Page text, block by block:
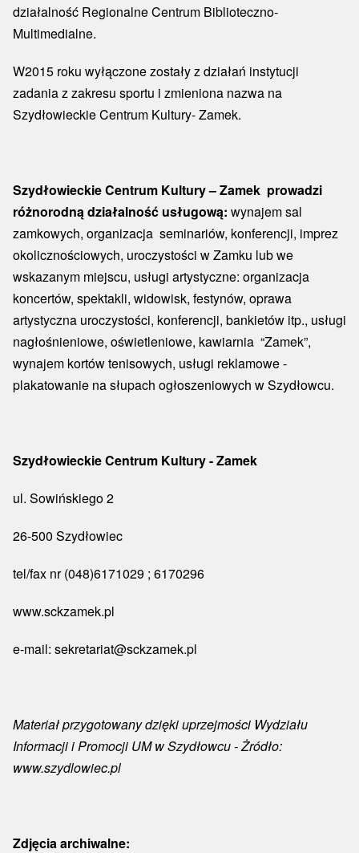
działalność Regionalne Centrum Biblioteczno-
Multimedialne.
W2015 roku wyłączone zostały z działań instytucji
zadania z zakresu sportu i zmieniona nazwa na
Szydłowieckie Centrum Kultury- Zamek.
Szydłowieckie Centrum Kultury – Zamek prowadzi
różnorodną działalność usługową: wynajem sal
zamkowych, organizacja seminariów, konferencji, imprez
okolicznościowych, uroczystości w Zamku lub we
wskazanym miejscu, usługi artystyczne: organizacja
koncertów, spektakli, widowisk, festynów, oprawa
artystyczna uroczystości, konferencji, bankietów itp., usługi
nagłośnieniowe, oświetleniowe, kawiarnia “Zamek”,
wynajem kortów tenisowych, usługi reklamowe -
plakatowanie na słupach ogłoszeniowych w Szydłowcu.
Szydłowieckie Centrum Kultury - Zamek
ul. Sowińskiego 2
26-500 Szydłowiec
tel/fax nr (048)6171029 ; 6170296
www.sckzamek.pl
e-mail: sekretariat@sckzamek.pl
Materiał przygotowany dzięki uprzejmości Wydziału
Informacji i Promocji UM w Szydłowcu- Żródło:
www.szydlowiec.pl
Zdjęcia archiwalne: